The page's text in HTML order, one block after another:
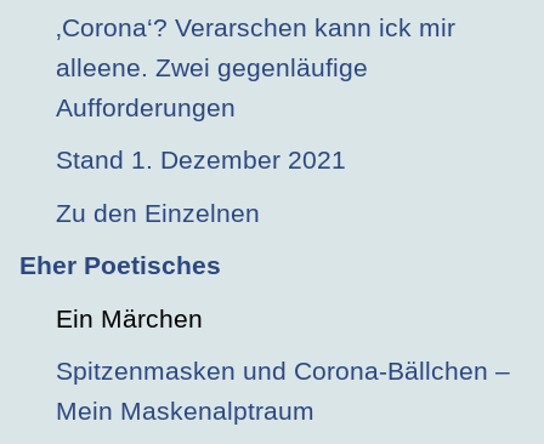
‚Corona‘? Verarschen kann ick mir
alleene. Zwei gegenläufige
Aufforderungen
Stand 1. Dezember 2021
Zu den Einzelnen
Eher Poetisches
Ein Märchen
Spitzenmasken und Corona-Bällchen –
Mein Maskenalptraum